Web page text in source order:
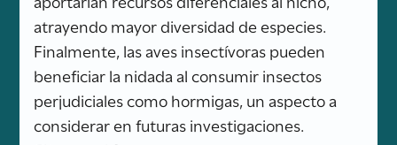
atrayendo mayor diversidad de especies.
Finalmente, las aves insectívoras pueden
beneficiar la nidada al consumir insectos
perjudiciales como hormigas, un aspecto a
considerar en futuras investigaciones.